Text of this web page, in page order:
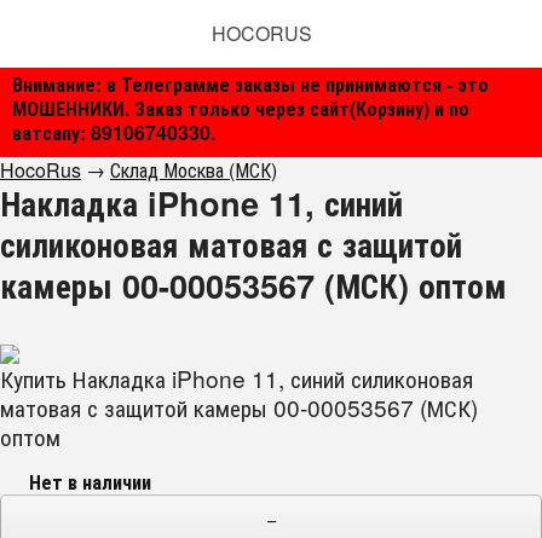
Внимание: в Телеграмме заказы не принимаются - это
МОШЕННИКИ. Заказ только через сайт(Корзину) и по
ватсапу: 89106740330.
HOCORUS
HocoRus → Склад Москва (МСК)
Накладка iPhone 11, синий
силиконовая матовая с защитой
камеры 00-00053567 (МСК) оптом
Купить Накладка iPhone 11, синий силиконовая
матовая с защитой камеры 00-00053567 (МСК)
оптом
Нет в наличии
−